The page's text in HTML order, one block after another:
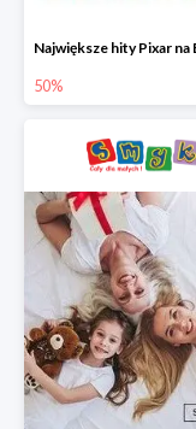
50%